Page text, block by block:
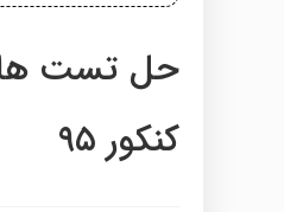
حل تست
کنکور ۹۵